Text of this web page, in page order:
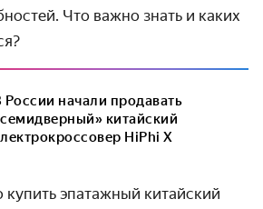
Что важно знать и каких
России начали продавать
китайский
HiPhi X
эпатажный китайский